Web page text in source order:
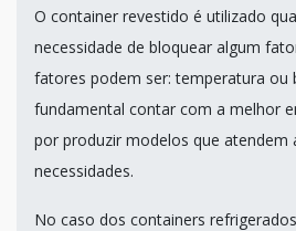
O container revestido é utilizado
necessidade de bloquear algum
fatores podem ser: temperatura ou
fundamental contar com a melhor
por produzir modelos que atendem
necessidades.
No caso dos containers